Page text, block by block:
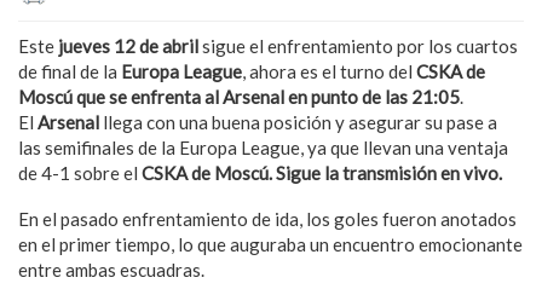
Este jueves 12 de abrilsigue el enfrentamiento por los cuartos
de final de la Europa League, ahora es el turno del CSKA de
Moscú que se enfrenta al Arsenal en punto de las 21:05.
El Arsenal llega con una buena posición y asegurar su pase a
las semifinales de la Europa League, ya que llevan una ventaja
de 4-1 sobre el CSKA de Moscú. Sigue la transmisión en vivo.
En el pasado enfrentamiento de ida, los goles fueron anotados
en el primer tiempo, lo que auguraba un encuentro emocionante
entre ambas escuadras.